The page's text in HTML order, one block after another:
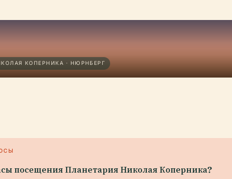
КОПЕРНИКА · НЮРНБЕРГ
посещения Планетария Николая Коперника?